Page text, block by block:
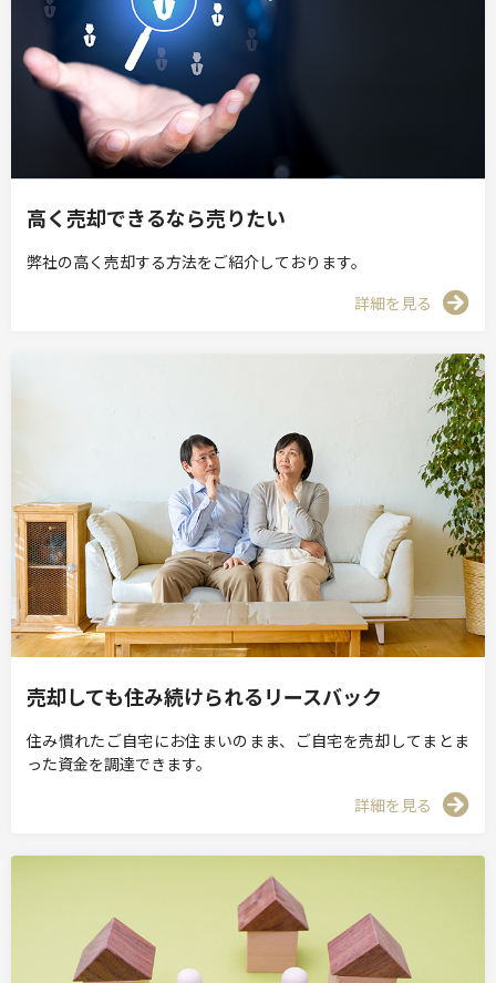
高く売却できるなら売りたい
弊社の高く売却する方法をご紹介しております。
詳細を見る
売却しても住み続けられるリースバック
住み慣れたご自宅にお住まいのまま、ご自宅を売却してまとま
った資金を調達できます。
詳細を見る